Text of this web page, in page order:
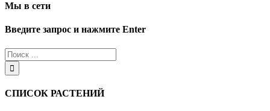
Мы в сети
Введите запрос и нажмите Enter
СПИСОК РАСТЕНИЙ